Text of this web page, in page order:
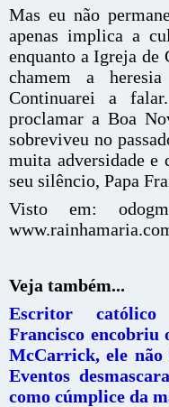
Mas eu não
apenas implica a
enquanto a Igreja de
chamem a
Continuarei a
proclamar a Boa
sobreviveu no
muita adversidade e
seu silêncio, Papa
Visto em:
Veja também...
Escritor
Francisco encobriu
McCarrick, ele
Eventos
como cúmplice da